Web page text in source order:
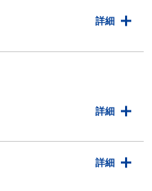
詳細
詳細
詳細